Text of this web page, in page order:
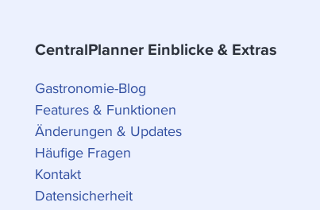
CentralPlanner Einblicke & Extras
Gastronomie-Blog
Features & Funktionen
Änderungen & Updates
Häufige Fragen
Kontakt
Datensicherheit